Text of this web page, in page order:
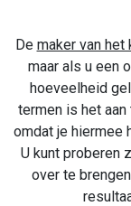
De maker van
maar als u een
hoeveelheid
termen is het
omdat je hiermee
U kunt proberen
over te